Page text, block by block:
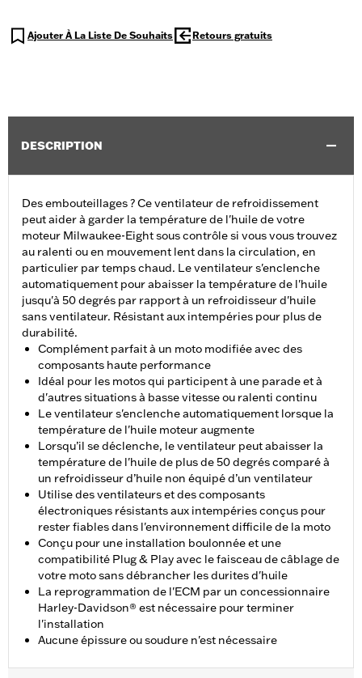
Ajouter À La Liste De Souhaits Retours gratuits
DESCRIPTION
Des embouteillages ? Ce ventilateur de refroidissement
peut aider à garder la température de l'huile de votre
moteur Milwaukee-Eight sous contrôle si vous vous trouvez
au ralenti ou en mouvement lent dans la circulation, en
particulier par temps chaud. Le ventilateur s'enclenche
automatiquement pour abaisser la température de l'huile
jusqu'à 50 degrés par rapport à un refroidisseur d'huile
sans ventilateur. Résistant aux intempéries pour plus de
durabilité.
Complément parfait à un moto modifiée avec des
composants haute performance
Idéal pour les motos qui participent à une parade et à
d'autres situations à basse vitesse ou ralenti continu
Le ventilateur s'enclenche automatiquement lorsque la
température de l'huile moteur augmente
Lorsqu’il se déclenche, le ventilateur peut abaisser la
température de l'huile de plus de 50 degrés comparé à
un refroidisseur d’huile non équipé d’un ventilateur
Utilise des ventilateurs et des composants
électroniques résistants aux intempéries conçus pour
rester fiables dans l'environnement difficile de la moto
Conçu pour une installation boulonnée et une
compatibilité Plug & Play avec le faisceau de câblage de
votre moto sans débrancher les durites d'huile
La reprogrammation de l'ECM par un concessionnaire
Harley-Davidson® est nécessaire pour terminer
l'installation
Aucune épissure ou soudure n'est nécessaire